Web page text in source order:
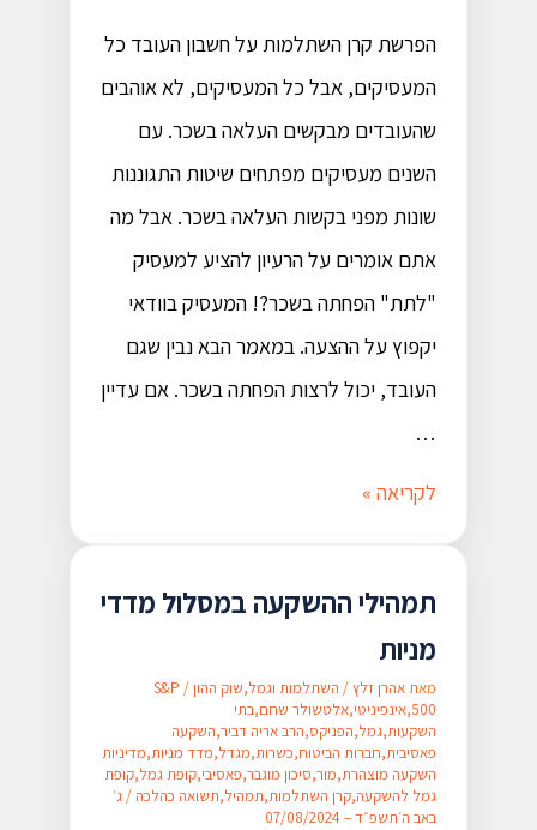
הפרשת קרן השתלמות על חשבון העובד כל
המעסיקים, אבל כל המעסיקים, לא אוהבים
שהעובדים מבקשים העלאה בשכר. עם
השנים מעסיקים מפתחים שיטות התגוננות
שונות מפני בקשות העלאה בשכר. אבל מה
אתם אומרים על הרעיון להציע למעסיק
"לתת" הפחתה בשכר?! המעסיק בוודאי
יקפוץ על ההצעה. במאמר הבא נבין שגם
העובד, יכול לרצות הפחתה בשכר. אם עדיין
…
לקריאה »
תמהילי ההשקעה במסלול מדדי
מניות
מאתאהרן זלץ/השתלמות וגמל,שוק ההון/
S&P
500
,אינפיניטי,אלטשולר שחם,בתי
השקעות,גמל,הפניקס,הרב אריה דביר,השקעה
פאסיבית,חברות הביטוח,כשרות,מגדל,מדד מניות,מדיניות
השקעה מוצהרת,מור,סיכון מוגבר,פאסיבי,קופת גמל,קופת
גמל להשקעה,קרן השתלמות,תמהיל,תשואה כהלכה/ ג׳
באב ה׳תשפ״ד – 07/08/2024